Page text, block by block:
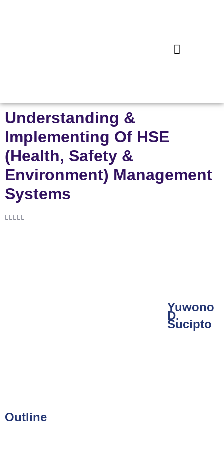
Understanding &
Implementing Of HSE
(Health, Safety &
Environment) Management
Systems
    
Yuwono
D.
Sucipto
Outline